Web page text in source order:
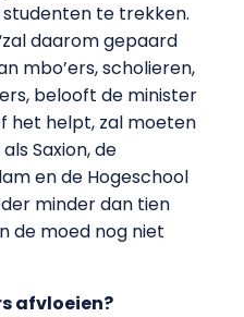
te trekken.
daarom gepaard
mbo’ers, scholieren,
belooft de minister
het helpt, zal moeten
Saxion, de
en de Hogeschool
minder dan tien
de moed nog niet
afvloeien?